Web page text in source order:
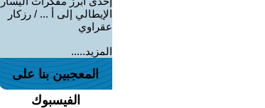
الإيطالي إلى أ ... / رزكار
عقراوي
المزيد.....
المعجبين بنا على
الفيسبوك